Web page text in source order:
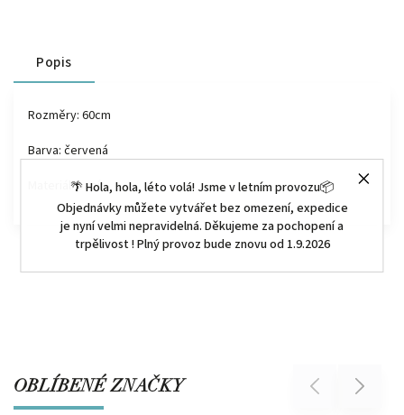
🌴 Hola, hola, léto volá! Jsme v letním provozu📦
Objednávky můžete vytvářet bez omezení, expedice
je nyní velmi nepravidelná. Děkujeme za pochopení a
trpělivost ! Plný provoz bude znovu od 1.9.2026
Popis
Rozměry: 60cm
Barva: červená
Materiál: papír
OBLÍBENÉ ZNAČKY Previous Next